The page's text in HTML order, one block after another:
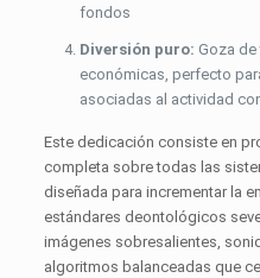
fondos
Diversión puro: Goza
económicas, perfecto
asociadas al actividad
Este dedicación consiste en
completa sobre todas las
diseñada para incrementar la
estándares deontológicos
imágenes sobresalientes,
algoritmos balanceadas que